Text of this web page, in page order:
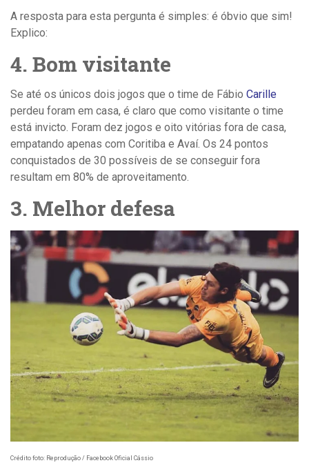
A resposta para esta pergunta é simples: é óbvio que sim!
Explico:
4. Bom visitante
Se até os únicos dois jogos que o time de Fábio Carille
perdeu foram em casa, é claro que como visitante o time
está invicto. Foram dez jogos e oito vitórias fora de casa,
empatando apenas com Coritiba e Avaí. Os 24 pontos
conquistados de 30 possíveis de se conseguir fora
resultam em 80% de aproveitamento.
3. Melhor defesa
Crédito foto: Reprodução / Facebook Oficial Cássio